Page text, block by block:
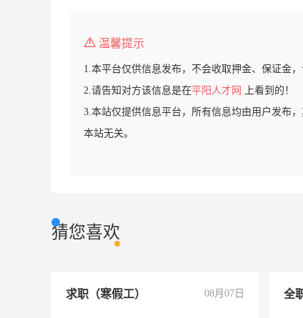
温馨提示
1.本平台仅供信息发布，不会收取押金、保证金，
2.请告知对方该信息是在平阳人才网
上看到的！
3.本站仅提供信息平台，所有信息均由用户发布
本站无关。
猜您喜欢
求职（寒假工） 08月07日 全